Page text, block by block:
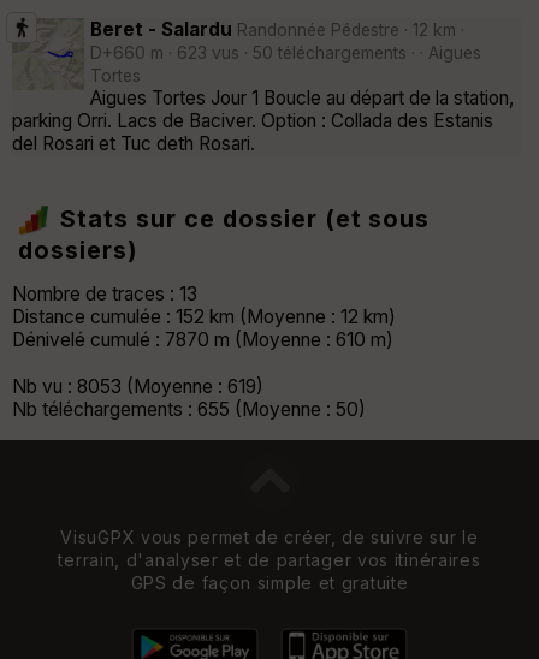
Beret - Salardu Randonnée Pédestre · 12 km ·
D+660 m · 623 vus · 50 téléchargements · · Aigues
Tortes
Aigues Tortes Jour 1 Boucle au départ de la station,
parking Orri. Lacs de Baciver. Option : Collada des Estanis
del Rosari et Tuc deth Rosari.
Stats sur ce dossier (et sous
dossiers)
Nombre de traces : 13
Distance cumulée : 152 km (Moyenne : 12 km)
Dénivelé cumulé : 7870 m (Moyenne : 610 m)
Nb vu : 8053 (Moyenne : 619)
Nb téléchargements : 655 (Moyenne : 50)
VisuGPX vous permet de créer, de suivre sur le
terrain, d'analyser et de partager vos itinéraires
GPS de façon simple et gratuite